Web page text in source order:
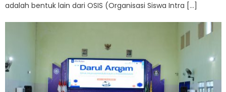
adalah bentuk lain dari OSIS (Organisasi Siswa Intra […]